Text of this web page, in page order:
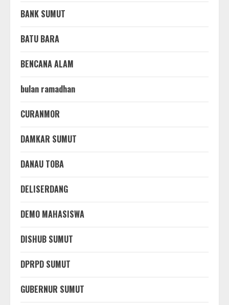
BANK SUMUT
BATU BARA
BENCANA ALAM
bulan ramadhan
CURANMOR
DAMKAR SUMUT
DANAU TOBA
DELISERDANG
DEMO MAHASISWA
DISHUB SUMUT
DPRPD SUMUT
GUBERNUR SUMUT